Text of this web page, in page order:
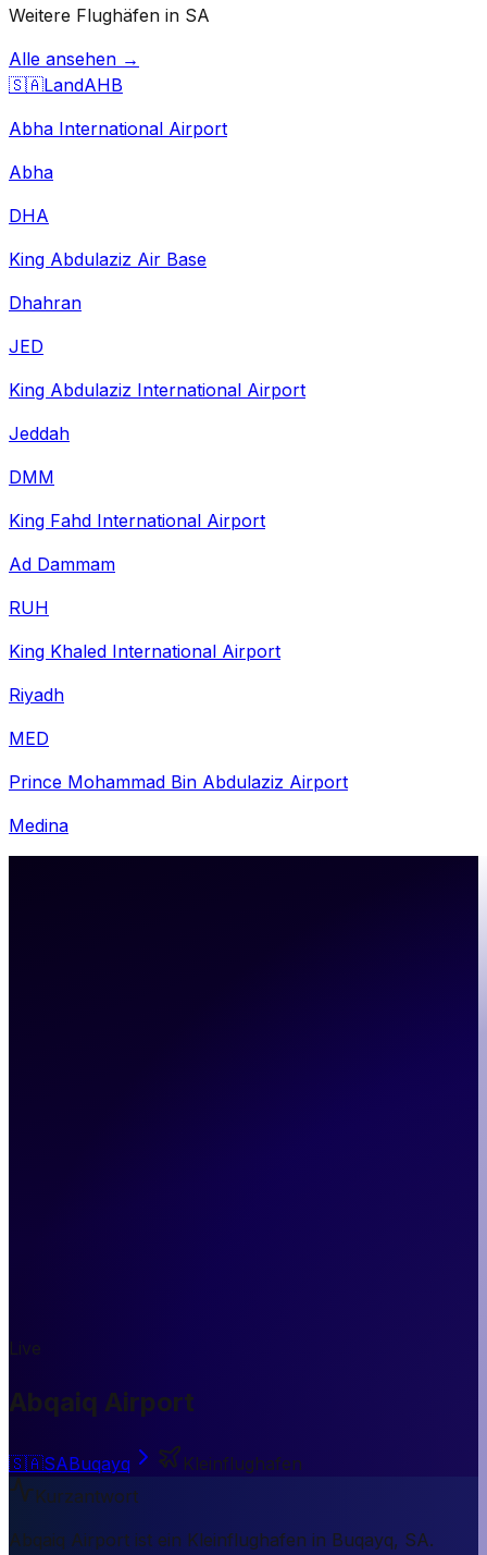
Weitere Flughäfen in SA
Alle ansehen →
🇸🇦LandAHB
Abha International Airport
Abha
DHA
King Abdulaziz Air Base
Dhahran
JED
King Abdulaziz International Airport
Jeddah
DMM
King Fahd International Airport
Ad Dammam
RUH
King Khaled International Airport
Riyadh
MED
Prince Mohammad Bin Abdulaziz Airport
Medina
Live
Abqaiq Airport
🇸🇦SABuqayq
Kleinflughafen
Kurzantwort
Abqaiq Airport ist ein Kleinflughafen in Buqayq, SA.